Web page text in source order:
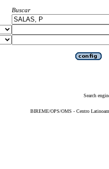
Buscar
Search
BIREME/OPS/OMS - Centro